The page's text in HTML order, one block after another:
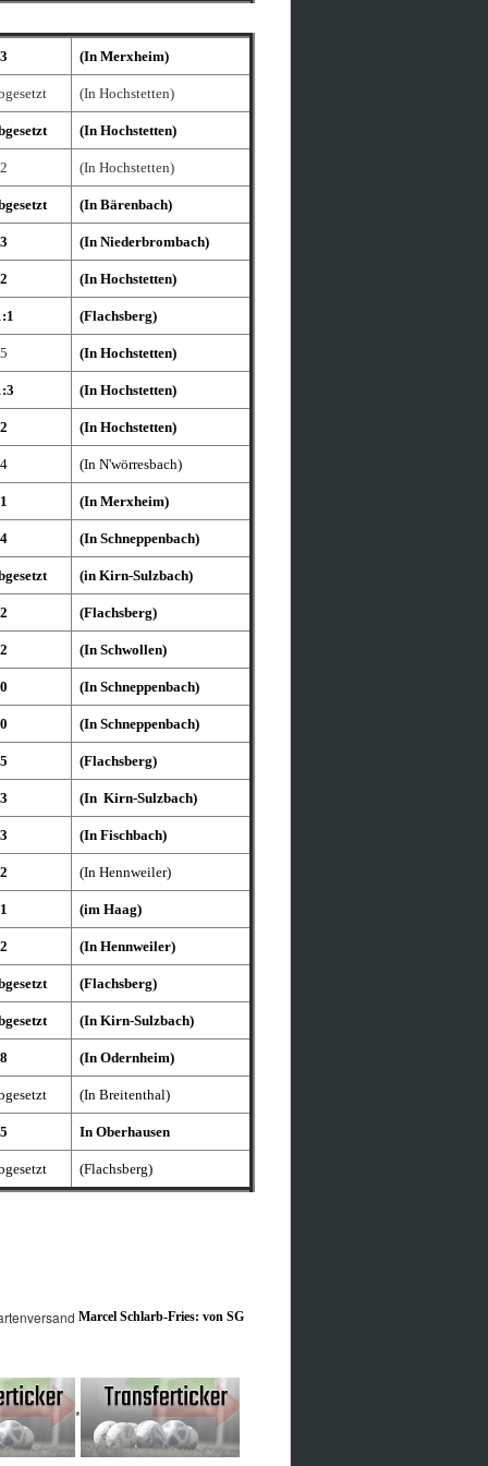
(In Merxheim)
(In Hochstetten)
(In Hochstetten)
(In Hochstetten)
(In Bärenbach)
(In Niederbrombach)
(In Hochstetten)
(Flachsberg)
(In Hochstetten)
(In Hochstetten)
(In Hochstetten)
(In N'wörresbach)
(In Merxheim)
(In Schneppenbach)
(in Kirn-Sulzbach)
(Flachsberg)
(In Schwollen)
(In Schneppenbach)
(In Schneppenbach)
(Flachsberg)
(In Kirn-Sulzbach)
(In Fischbach)
(In Hennweiler)
(im Haag)
(In Hennweiler)
(Flachsberg)
(In Kirn-Sulzbach)
(In Odernheim)
(In Breitenthal)
In Oberhausen
(Flachsberg)
Marcel Schlarb-Fries: von SG
*